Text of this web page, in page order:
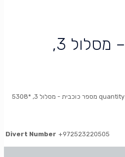
מספר כוכבית – מסלול 3,
מספר כוכבית - מסלול 3, *5308 quantity
Divert Number +972523220505